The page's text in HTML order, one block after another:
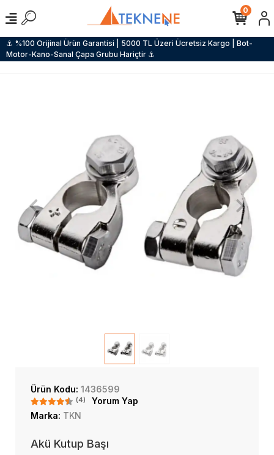
⚓ %100 Orijinal Ürün Garantisi | 5000 TL Üzeri Ücretsiz Kargo | Bot-
Motor-Kano-Sanal Çapa Grubu Hariçtir ⚓
0
Ürün Kodu: 1436599
(4)
Yorum Yap
Marka: TKN
Akü Kutup Başı